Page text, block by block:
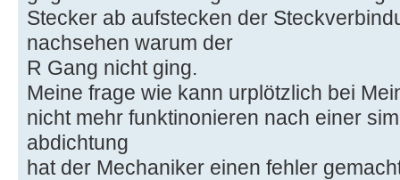
Stecker ab aufstecken der
nachsehen warum der
R Gang nicht ging.
Meine frage wie kann urplötzlich bei
nicht mehr funktinonieren nach einer
abdichtung
hat der Mechaniker einen fehler